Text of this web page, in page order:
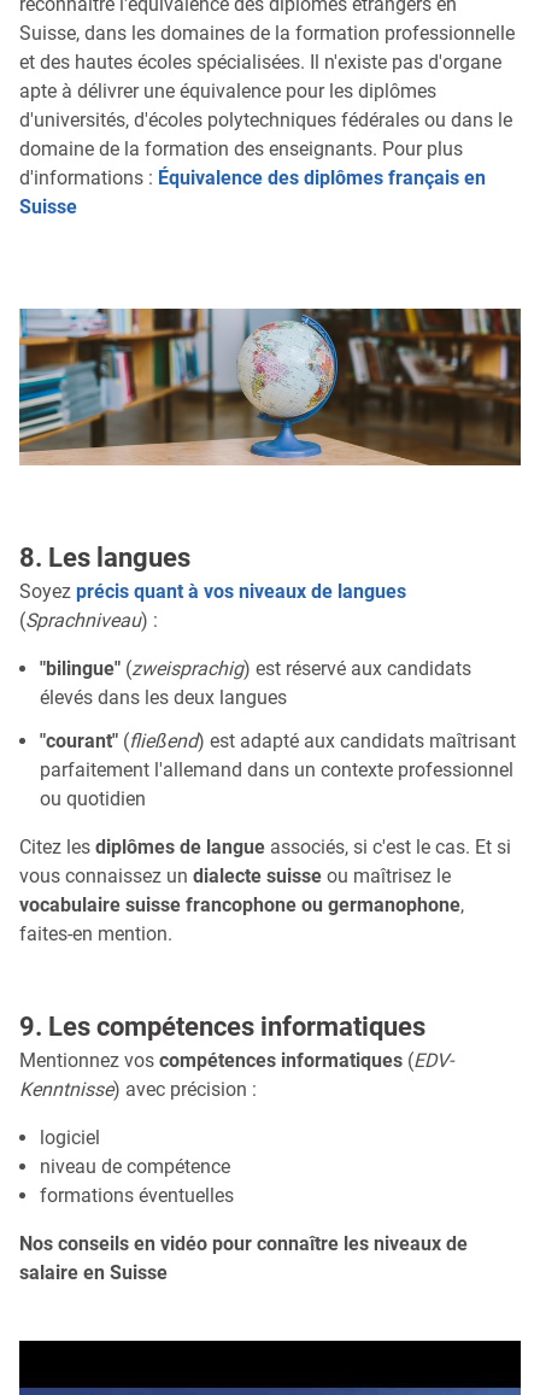
Suisse, dans les domaines de la formation professionnelle
et des hautes écoles spécialisées. Il n'existe pas d'organe
apte à délivrer une équivalence pour les diplômes
d'universités, d'écoles polytechniques fédérales ou dans le
domaine de la formation des enseignants. Pour plus
d'informations : Équivalence des diplômes français en
Suisse
8. Les langues
Soyez précis quant à vos niveaux de langues
(Sprachniveau) :
"bilingue" (zweisprachig) est réservé aux candidats
élevés dans les deux langues
"courant" (fließend) est adapté aux candidats maîtrisant
parfaitement l'allemand dans un contexte professionnel
ou quotidien
Citez les diplômes de langue associés, si c'est le cas. Et si
vous connaissez un dialecte suisse ou maîtrisez le
vocabulaire suisse francophone ou germanophone,
faites-en mention.
9. Les compétences informatiques
Mentionnez vos compétences informatiques (EDV-
Kenntnisse) avec précision :
logiciel
niveau de compétence
formations éventuelles
Nos conseils en vidéo pour connaître les niveaux de
salaire en Suisse